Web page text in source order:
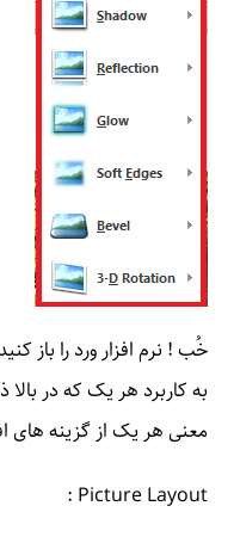
خُب ! نرم افزار ورد را باز
به کاربرد هر یک که در
معنی هر یک از گزینه های
Picture Layout :